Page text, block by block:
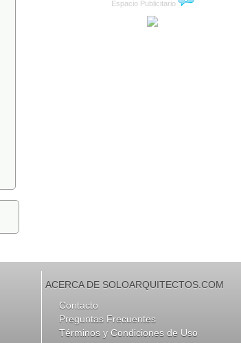
Espacio Publicitario
ACERCA DE SOLOARQUITECTOS.COM
Contacto
Preguntas Frecuentes
Términos y Condiciones de Uso